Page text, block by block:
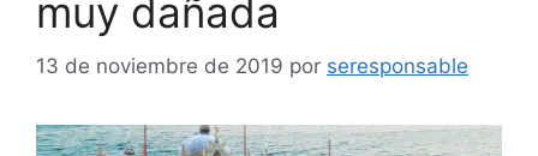
muy dañada
13 de noviembre de 2019 por seresponsable